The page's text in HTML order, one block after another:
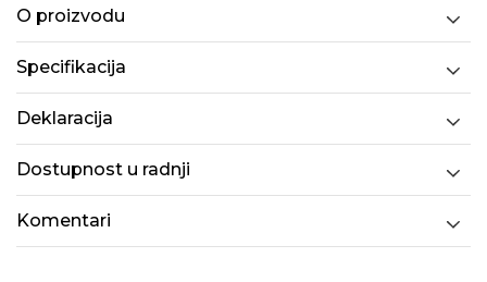
O proizvodu
Specifikacija
Deklaracija
Dostupnost u radnji
Komentari